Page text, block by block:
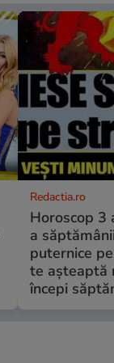
Redactia.ro
Horoscop 3
a
puternice
te așteaptă
începi